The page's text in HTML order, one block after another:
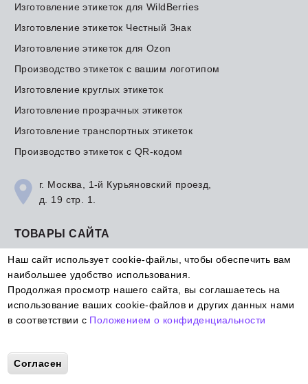
Изготовление этикеток для WildBerries
Изготовление этикеток Честный Знак
Изготовление этикеток для Ozon
Производство этикеток с вашим логотипом
Изготовление круглых этикеток
Изготовление прозрачных этикеток
Изготовление транспортных этикеток
Производство этикеток с QR-кодом
г. Москва, 1-й Курьяновский проезд,
д. 19 стр. 1.
ТОВАРЫ САЙТА
Принтеры для печати этикеток
Готовые термотрансферные этикетки
Наш сайт использует cookie-файлы, чтобы обеспечить вам
наибольшее удобство использования.
Продолжая просмотр нашего сайта, вы соглашаетесь на
использование ваших cookie-файлов и других данных нами
в соответствии с Положением о конфиденциальности
Согласен